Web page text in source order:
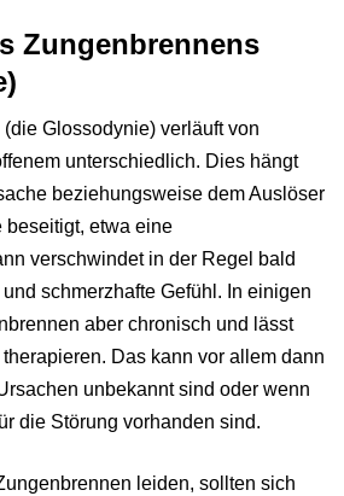
Zungenbrennens
Glossodynie) verläuft von
unterschiedlich. Dies hängt
beziehungsweise dem Auslöser
beseitigt, etwa eine
verschwindet in der Regel bald
schmerzhafte Gefühl. In einigen
aber chronisch und lässt
Das kann vor allem dann
unbekannt sind oder wenn
die Störung vorhanden sind.
leiden, sollten sich